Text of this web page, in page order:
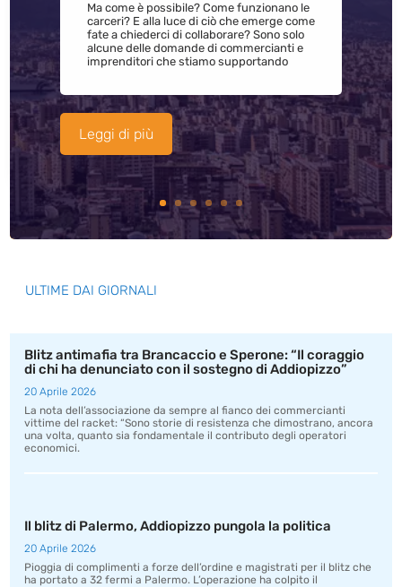
Ma come è possibile? Come funzionano le
carceri? E alla luce di ciò che emerge come
fate a chiederci di collaborare? Sono solo
alcune delle domande di commercianti e
imprenditori che stiamo supportando
Leggi di più
ULTIME DAI GIORNALI
Blitz antimafia tra Brancaccio e Sperone: “Il coraggio
di chi ha denunciato con il sostegno di Addiopizzo”
20 Aprile 2026
La nota dell’associazione da sempre al fianco dei commercianti
vittime del racket: “Sono storie di resistenza che dimostrano, ancora
una volta, quanto sia fondamentale il contributo degli operatori
economici.
Il blitz di Palermo, Addiopizzo pungola la politica
20 Aprile 2026
Pioggia di complimenti a forze dell’ordine e magistrati per il blitz che
ha portato a 32 fermi a Palermo. L’operazione ha colpito il